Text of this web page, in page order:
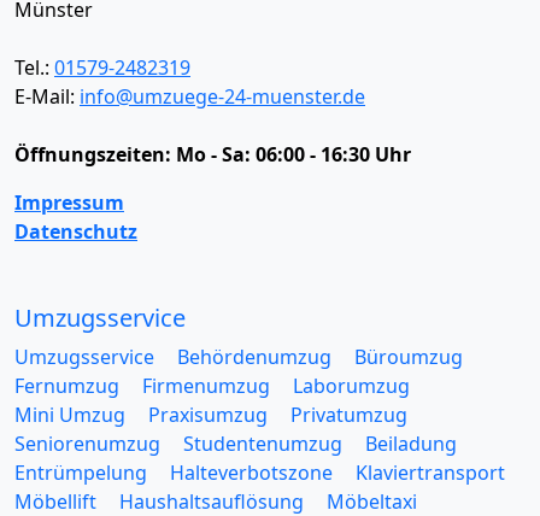
Münster
Tel.: 01579-2482319
E-Mail: info@umzuege-24-muenster.de
Öffnungszeiten: Mo - Sa: 06:00 - 16:30 Uhr
Impressum
Datenschutz
Umzugsservice
Umzugsservice Behördenumzug
Büroumzug
Fernumzug
Firmenumzug
Laborumzug
Mini Umzug
Praxisumzug
Privatumzug
Seniorenumzug
Studentenumzug
Beiladung
Entrümpelung
Halteverbotszone
Klaviertransport
Möbellift
Haushaltsauflösung
Möbeltaxi